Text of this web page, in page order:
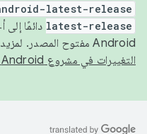
latest-release
latest-release دائمًا
Android مفتوح المصدر. لمزيد من المعلومات، يُرجى الاطّلاع على
التغييرات في مشروع Android مفتوح المصدر